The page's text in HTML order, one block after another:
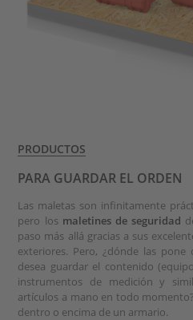
PRODUCTOS
PARA GUARDAR EL ORDEN
Las maletas son infinitamente
pero los maletines de seguridad
paso más allá gracias a sus
exteriores. Pero, ¿dónde las pone
desea guardar el contenido
instrumentos de medición y
artículos a mano en todo
dentro o encima de un armario.